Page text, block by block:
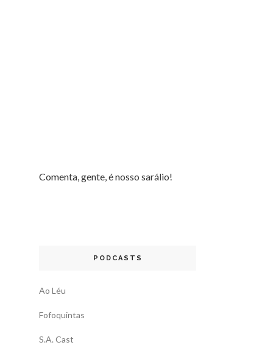
Comenta, gente, é nosso sarálio!
PODCASTS
Ao Léu
Fofoquintas
S.A. Cast